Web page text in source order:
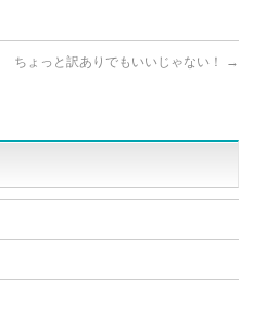
ちょっと訳ありでもいいじゃない！ →